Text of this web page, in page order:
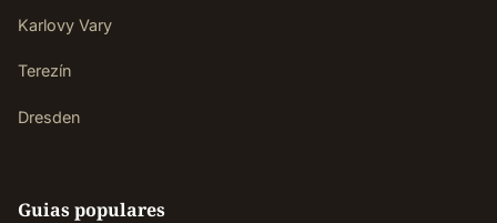
Karlovy Vary
Terezín
Dresden
Guias populares